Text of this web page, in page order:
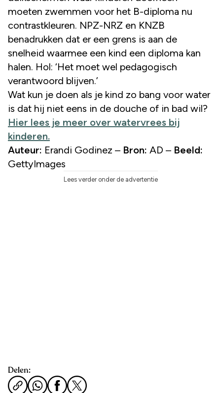
moeten zwemmen voor het B-diploma nu
contrastkleuren. NPZ-NRZ en KNZB
benadrukken dat er een grens is aan de
snelheid waarmee een kind een diploma kan
halen. Hol: ‘Het moet wel pedagogisch
verantwoord blijven.’
Wat kun je doen als je kind zo bang voor water
is dat hij niet eens in de douche of in bad wil?
Hier lees je meer over watervrees bij
kinderen.
Auteur: Erandi Godinez – Bron: AD – Beeld:
GettyImages
Lees verder onder de advertentie
Delen: